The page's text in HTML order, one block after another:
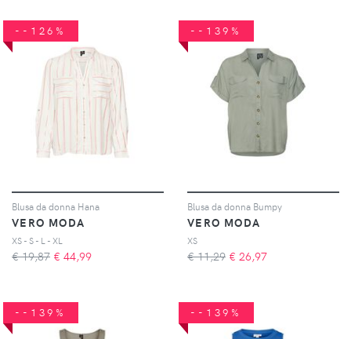
--126%
Blusa da donna Hana
VERO MODA
XS - S - L - XL
€ 19,87 € 44,99
--139%
Blusa da donna Bumpy
VERO MODA
XS
€ 11,29 € 26,97
--139% --139%